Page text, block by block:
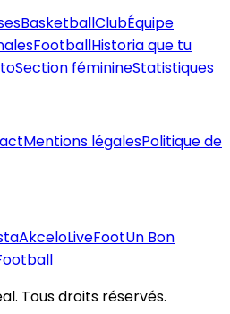
BasketballClubÉquipe
FootballHistoria que tu
Section féminineStatistiques
Mentions légalesPolitique de
AkceloLiveFootUn Bon
Tous droits réservés.